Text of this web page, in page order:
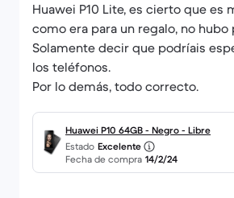
Huawei P10 Lite, es cierto que es
como era para un regalo, no hubo
Solamente decir que podríais
los teléfonos.
Por lo demás, todo correcto.
Huawei P10 64GB - Negro - Libre
Estado Excelente
Fecha de compra 14/2/24